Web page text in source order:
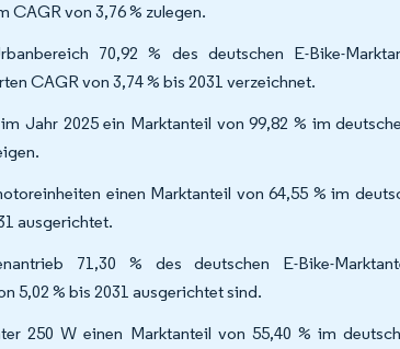
CAGR von 3,76 % zulegen.
70,92 % des deutschen E-Bike-
CAGR von 3,74 % bis 2031 verzeichnet.
Jahr 2025 ein Marktanteil von 99,82 % im
einen Marktanteil von 64,55 % im
ausgerichtet.
71,30 % des deutschen E-Bike-
5,02 % bis 2031 ausgerichtet sind.
250 W einen Marktanteil von 55,40 % im